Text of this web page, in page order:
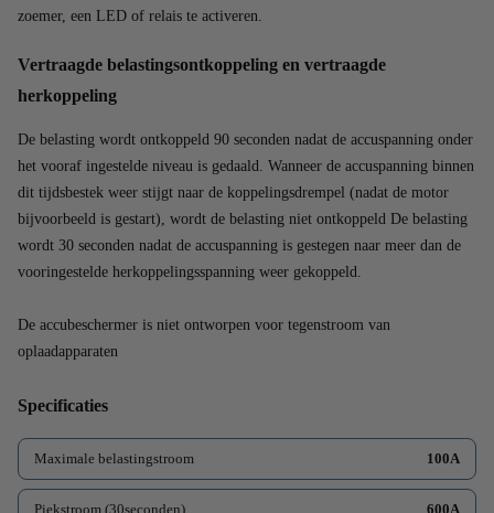
zoemer, een LED of relais te activeren.
Vertraagde belastingsontkoppeling en vertraagde
herkoppeling
De belasting wordt ontkoppeld 90 seconden nadat de accuspanning onder
het vooraf ingestelde niveau is gedaald. Wanneer de accuspanning binnen
dit tijdsbestek weer stijgt naar de koppelingsdrempel (nadat de motor
bijvoorbeeld is gestart), wordt de belasting niet ontkoppeld De belasting
wordt 30 seconden nadat de accuspanning is gestegen naar meer dan de
vooringestelde herkoppelingsspanning weer gekoppeld.
De accubeschermer is niet ontworpen voor tegenstroom van
oplaadapparaten
Specificaties
Maximale belastingstroom 100A
Piekstroom (30seconden) 600A